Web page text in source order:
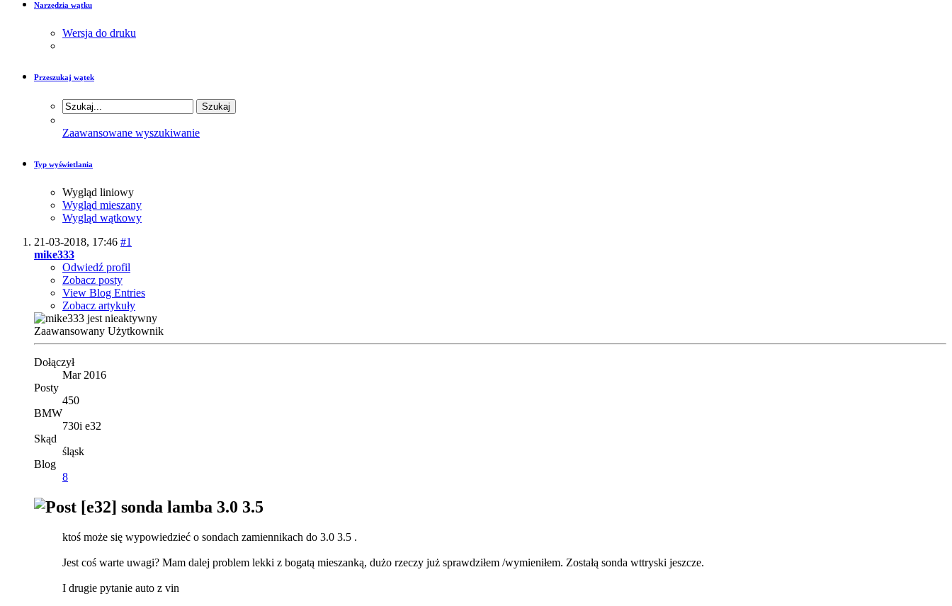
Narzędzia wątku
Wersja do druku
Przeszukaj wątek
Zaawansowane wyszukiwanie
Typ wyświetlania
Wygląd liniowy
Wygląd mieszany
Wygląd wątkowy
21-03-2018, 17:46 #1
mike333
Odwiedź profil
Zobacz posty
View Blog Entries
Zobacz artykuły
Zaawansowany Użytkownik
Dołączył
Mar 2016
Posty
450
BMW
730i e32
Skąd
śląsk
Blog
8
[e32] sonda lamba 3.0 3.5
ktoś może się wypowiedzieć o sondach zamiennikach do 3.0 3.5 .
Jest coś warte uwagi? Mam dalej problem lekki z bogatą mieszanką, dużo rzeczy już sprawdziłem /wymieniłem. Zostałą sonda wttryski jeszcze.
I drugie pytanie auto z vin